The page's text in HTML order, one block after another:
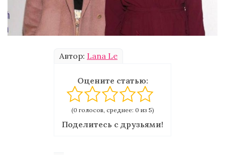
Автор: Lana Le
Оцените статью:
(0 голосов, среднее: 0 из 5)
Поделитесь с друзьями!